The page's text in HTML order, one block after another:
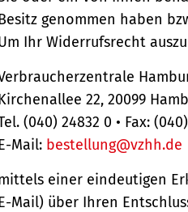
genommen haben
Ihr Widerrufsrecht
22, 20099
(040) 24832 0 • Fax:
Mail: bestellung@vzhh.de
einer eindeutigen
Mail) über Ihren